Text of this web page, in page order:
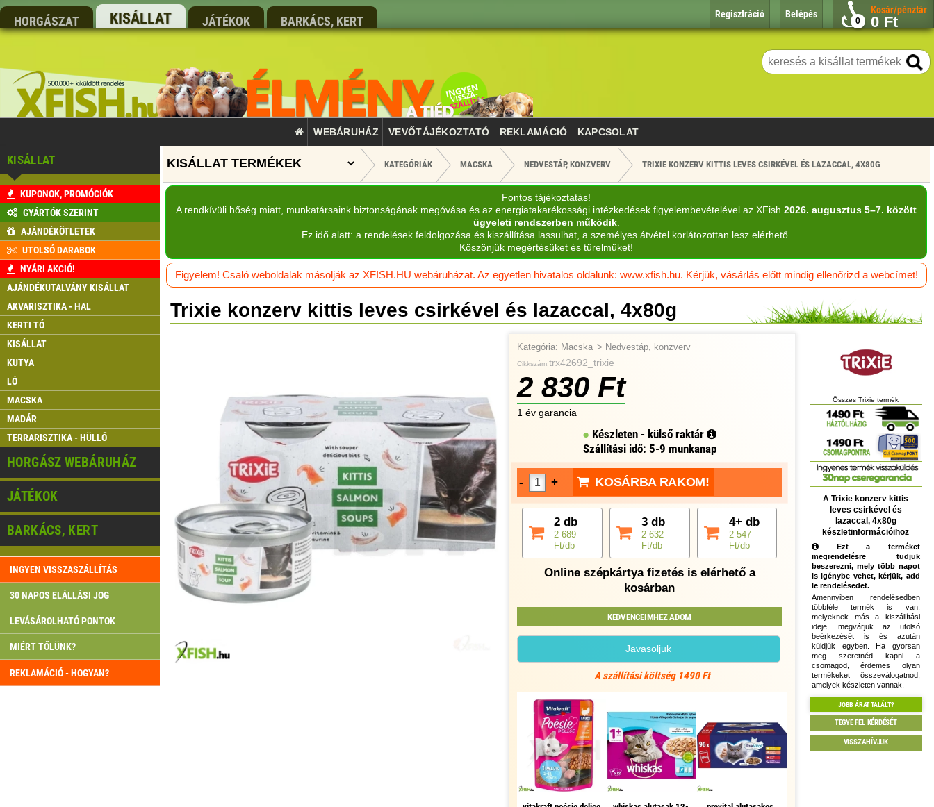
HORGÁSZAT KISÁLLAT JÁTÉKOK BARKÁCS, KERT 0
Kosár/pénztár
0 Ft
Belépés
Regisztráció
WEBÁRUHÁZ VEVŐTÁJÉKOZTATÓ REKLAMÁCIÓ KAPCSOLAT
KISÁLLAT
KUPONOK, PROMÓCIÓK
GYÁRTÓK SZERINT
AJÁNDÉKÖTLETEK
UTOLSÓ DARABOK
NYÁRI AKCIÓ!
AJÁNDÉKUTALVÁNY KISÁLLAT
AKVARISZTIKA - HAL
KERTI TÓ
KISÁLLAT
KUTYA
LÓ
MACSKA
MADÁR
TERRARISZTIKA - HÜLLŐ
HORGÁSZ WEBÁRUHÁZ
JÁTÉKOK
BARKÁCS, KERT
INGYEN VISSZASZÁLLÍTÁS
30 NAPOS ELÁLLÁSI JOG
LEVÁSÁROLHATÓ PONTOK
MIÉRT TŐLÜNK?
REKLAMÁCIÓ - HOGYAN?
KATEGÓRIÁK MACSKA NEDVESTÁP, KONZVERV TRIXIE KONZERV KITTIS LEVES CSIRKÉVEL ÉS LAZACCAL, 4X80G
Fontos tájékoztatás!
A rendkívüli hőség miatt, munkatársaink biztonságának megóvása és az energiatakarékossági intézkedések figyelembevételével az XFish 2026. augusztus 5–7. között
ügyeleti rendszerben működik.
Ez idő alatt: a rendelések feldolgozása és kiszállítása lassulhat, a személyes átvétel korlátozottan lesz elérhető.
Köszönjük megértésüket és türelmüket!
Figyelem! Csaló weboldalak másolják az XFISH.HU webáruházat. Az egyetlen hivatalos oldalunk: www.xfish.hu. Kérjük, vásárlás előtt mindig ellenőrizd a webcímet!
Trixie konzerv kittis leves csirkével és lazaccal, 4x80g
Kategória: Macska > Nedvestáp, konzverv
Cikkszám:trx42692_trixie
2 830 Ft
1 év garancia
Készleten - külső raktár
Szállítási idő: 5-9 munkanap
- + KOSÁRBA RAKOM!
2 db
2 689
Ft/db
3 db
2 632
Ft/db
4+ db
2 547
Ft/db
Online szépkártya fizetés is elérhető a
kosárban
KEDVENCEIMHEZ ADOM
Javasoljuk
A szállítási költség 1490 Ft
Összes Trixie termék
A Trixie konzerv kittis
leves csirkével és
lazaccal, 4x80g
készletinformációihoz
Ezt a terméket
megrendelésre tudjuk
beszerezni, mely több napot
is igénybe vehet, kérjük, add
le rendelésedet.
Amennyiben rendelésedben
többféle termék is van,
melyeknek más a kiszállítási
ideje, megvárjuk az utolsó
beérkezését is és azután
küldjük egyben. Ha gyorsan
meg szeretnéd kapni a
csomagod, érdemes olyan
termékeket összeválogatnod,
amelyek készleten vannak.
JOBB ÁRAT TALÁLT?
TEGYE FEL KÉRDÉSÉT
VISSZAHÍVJUK